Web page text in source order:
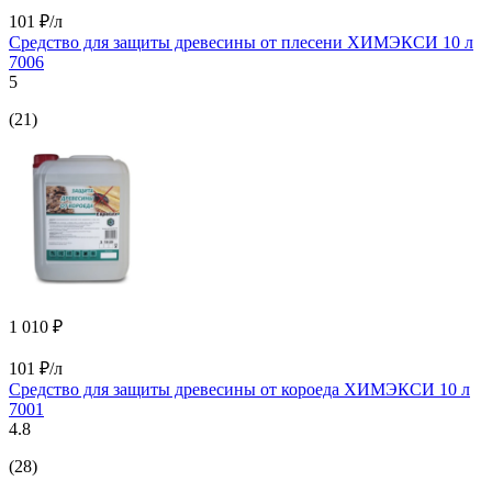
101 ₽/л
Средство для защиты древесины от плесени ХИМЭКСИ 10 л
7006
5
(21)
1 010 ₽
101 ₽/л
Средство для защиты древесины от короеда ХИМЭКСИ 10 л
7001
4.8
(28)